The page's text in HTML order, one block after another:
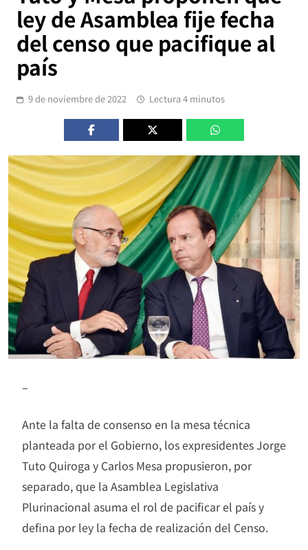
ley de Asamblea fije fecha
del censo que pacifique al
país
9 de noviembre de 2022 Lectura 4 minutos
–
Ante la falta de consenso en la mesa técnica
planteada por el Gobierno, los expresidentes Jorge
Tuto Quiroga y Carlos Mesa propusieron, por
separado, que la Asamblea Legislativa
Plurinacional asuma el rol de pacificar el país y
defina por ley la fecha de realización del Censo.